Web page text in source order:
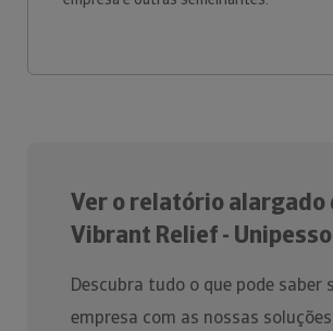
Ver o relatório alargado
Vibrant Relief -
Descubra tudo o que pode saber
empresa com as nossas soluções